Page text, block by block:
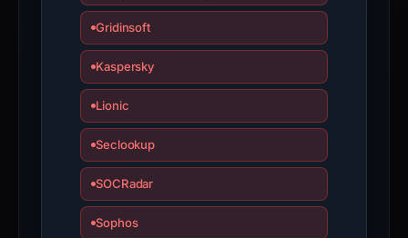
is
Gridinsoft
Kaspersky
Lionic
Seclookup
SOCRadar
Sophos